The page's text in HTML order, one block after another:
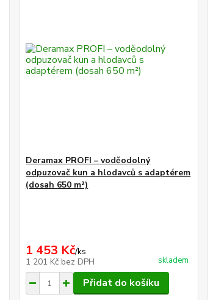
Deramax PROFI – voděodolný
odpuzovač kun a hlodavců s adaptérem
(dosah 650 m²)
1 453 Kč/ks
1 201 Kč bez DPH skladem
Přidat do košíku